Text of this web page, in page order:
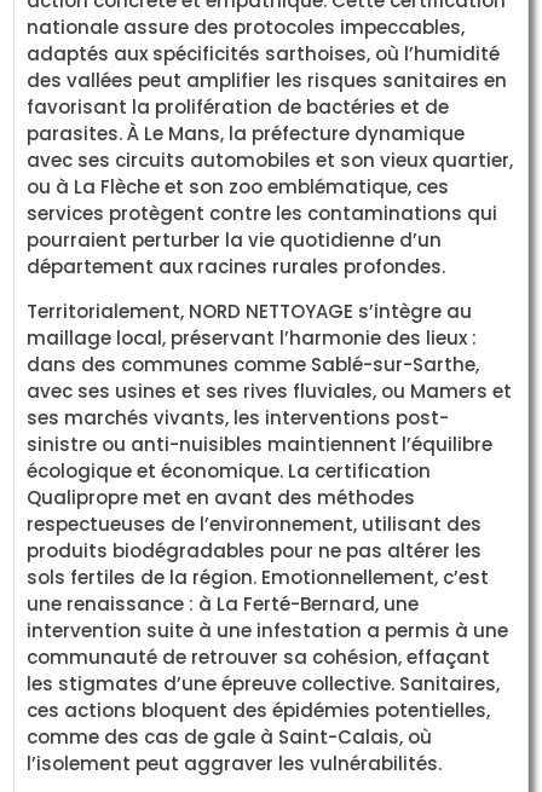
nationale assure des protocoles impeccables,
adaptés aux spécificités sarthoises, où l’humidité
des vallées peut amplifier les risques sanitaires en
favorisant la prolifération de bactéries et de
parasites. À Le Mans, la préfecture dynamique
avec ses circuits automobiles et son vieux quartier,
ou à La Flèche et son zoo emblématique, ces
services protègent contre les contaminations qui
pourraient perturber la vie quotidienne d’un
département aux racines rurales profondes.
Territorialement, NORD NETTOYAGE s’intègre au
maillage local, préservant l’harmonie des lieux :
dans des communes comme Sablé-sur-Sarthe,
avec ses usines et ses rives fluviales, ou Mamers et
ses marchés vivants, les interventions post-
sinistre ou anti-nuisibles maintiennent l’équilibre
écologique et économique. La certification
Qualipropre met en avant des méthodes
respectueuses de l’environnement, utilisant des
produits biodégradables pour ne pas altérer les
sols fertiles de la région. Emotionnellement, c’est
une renaissance : à La Ferté-Bernard, une
intervention suite à une infestation a permis à une
communauté de retrouver sa cohésion, effaçant
les stigmates d’une épreuve collective. Sanitaires,
ces actions bloquent des épidémies potentielles,
comme des cas de gale à Saint-Calais, où
l’isolement peut aggraver les vulnérabilités.